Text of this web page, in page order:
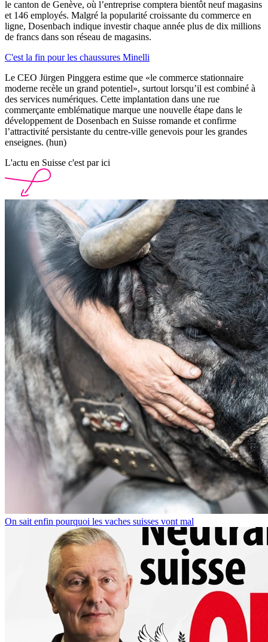
le canton de Genève, où l’entreprise comptera bientôt neuf magasins
et 146 employés. Malgré la popularité croissante du commerce en
ligne, Dosenbach indique investir chaque année plus de dix millions
de francs dans son réseau de magasins.
C'est la fin pour les chaussures Minelli
Le CEO Jürgen Pinggera estime que «le commerce stationnaire
moderne recèle un grand potentiel», surtout lorsqu’il est combiné à
des services numériques. Cette implantation dans une rue
commerçante emblématique marque une nouvelle étape dans le
développement de Dosenbach en Suisse romande et confirme
l’attractivité persistante du centre-ville genevois pour les grandes
enseignes. (hun)
L'actu en Suisse c'est par ici
On sait enfin pourquoi les vaches suisses vont mal